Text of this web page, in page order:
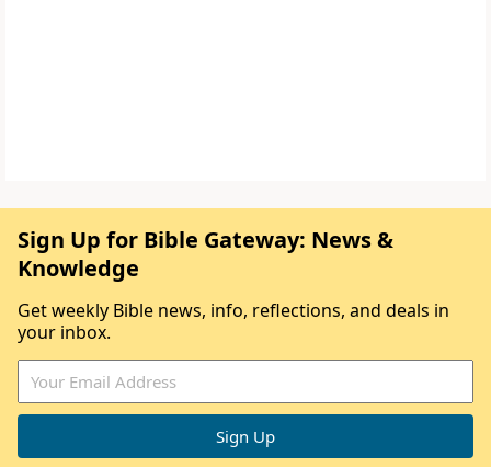
Sign Up for Bible Gateway: News &
Knowledge
Get weekly Bible news, info, reflections, and deals in
your inbox.